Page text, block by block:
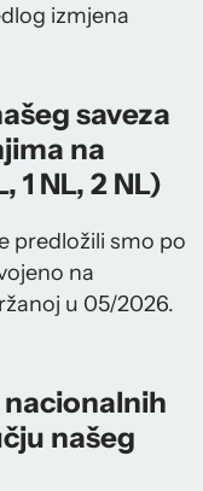
izmjena
saveza
na
1 NL, 2 NL)
predložili smo po
na
u 05/2026.
našeg